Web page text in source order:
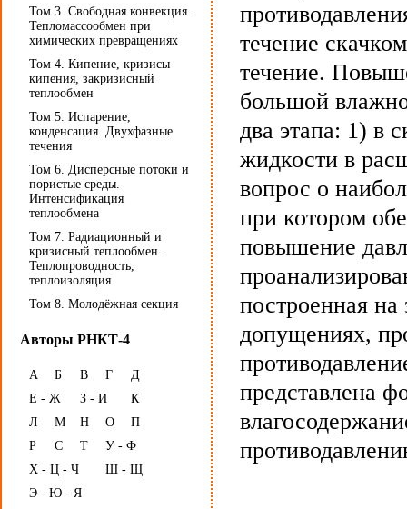
Том 3. Свободная конвекция.
Тепломассообмен при
химических превращениях
Том 4. Кипение, кризисы
кипения, закризисный
теплообмен
Том 5. Испарение,
конденсация. Двухфазные
течения
Том 6. Дисперсные потоки и
пористые среды.
Интенсификация
теплообмена
Том 7. Радиационный и
кризисный теплообмен.
Теплопроводность,
теплоизоляция
Том 8. Молодёжная секция
Авторы РНКТ-4
А Б В Г
Д
Е - Ж
З - И
К
Л
М Н О
П
Р
С Т
У - Ф
Х - Ц - Ч
Ш - Щ
Э - Ю - Я
течение
течение.
большой
два этапа: 1) в
жидкости в
вопрос о
при котором
повышение
построенная
допущениях,
представлена